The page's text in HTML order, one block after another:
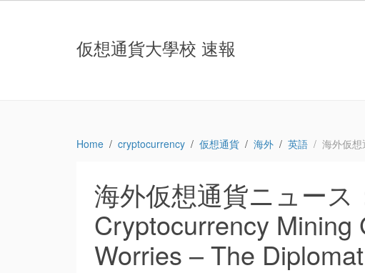
仮想通貨大學校 速報
Home cryptocurrency 仮想通貨 海外 英語 海外仮
海外仮想通貨ニュース
Cryptocurrency Mining
Worries – The Diplomat